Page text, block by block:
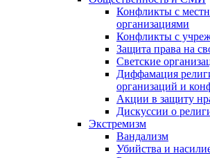
Конфликты с
организациями
Конфликты с
Защита права на
Светские
Диффамация
организаций и
Акции в защиту
Дискуссии о
Экстремизм
Вандализм
Убийства и